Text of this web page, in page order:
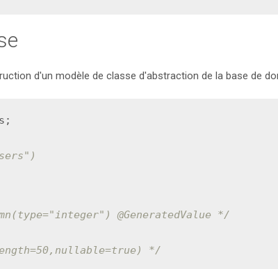
d'un modèle de classe d'abstraction de la base de
(type="integer") @GeneratedValue */
*/